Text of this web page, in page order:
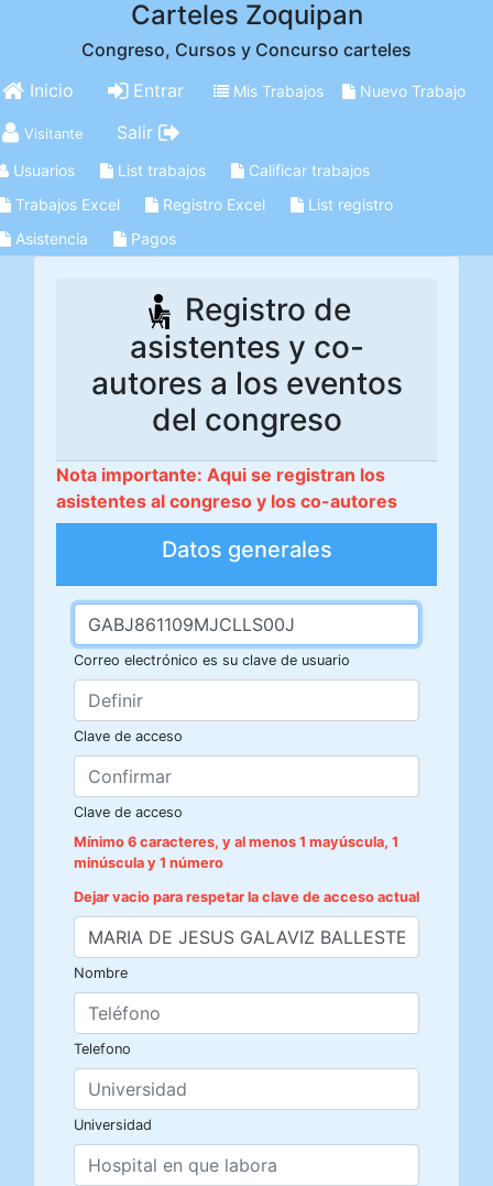
Carteles Zoquipan
Congreso, Cursos y Concurso carteles
Inicio
Entrar Mis Trabajos Nuevo Trabajo
Visitante Salir
Usuarios List trabajos
Calificar trabajos
Trabajos Excel
Registro Excel
List registro
Asistencia
Pagos
Registro de
asistentes y co-
autores a los eventos
del congreso
Nota importante: Aqui se registran los
asistentes al congreso y los co-autores
Datos generales
Correo electrónico es su clave de usuario
Clave de acceso
Clave de acceso
Mínimo 6 caracteres, y al menos 1 mayúscula, 1
minúscula y 1 número
Dejar vacio para respetar la clave de acceso actual
Nombre
Telefono
Universidad